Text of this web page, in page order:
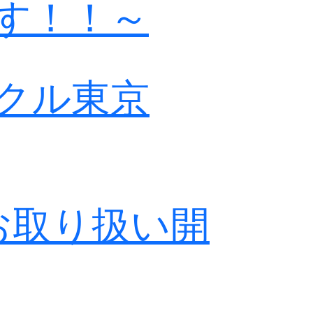
！！～
ル東京
り扱い開